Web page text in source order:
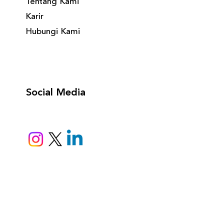
Tentang Kami
Karir
Hubungi Kami
Social Media